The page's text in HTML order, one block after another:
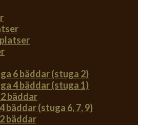
6 bäddar (stuga 2)
4 bäddar (stuga 1)
bäddar
bäddar (stuga 6, 7, 9)
bäddar